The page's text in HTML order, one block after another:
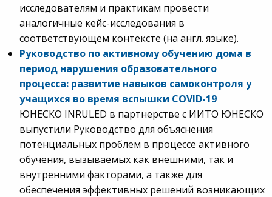
исследователям и практикам провести
аналогичные кейс-исследования в
соответствующем контексте (на англ. языке).
Руководство по активному обучению дома в
период нарушения образовательного
процесса: развитие навыков самоконтроля у
учащихся во время вспышки COVID-19
ЮНЕСКО INRULED в партнерстве с ИИТО ЮНЕСКО
выпустили Руководство для объяснения
потенциальных проблем в процессе активного
обучения, вызываемых как внешними, так и
внутренними факторами, а также для
обеспечения эффективных решений возникающих